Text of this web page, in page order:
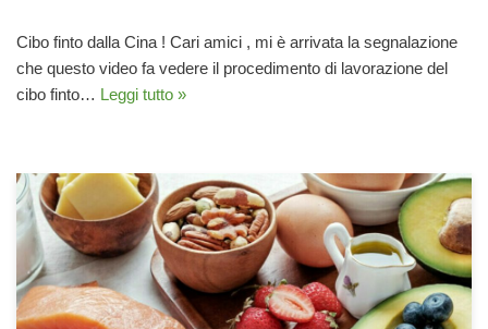
Cibo finto dalla Cina ! Cari amici , mi è arrivata la segnalazione
che questo video fa vedere il procedimento di lavorazione del
cibo finto… Leggi tutto »